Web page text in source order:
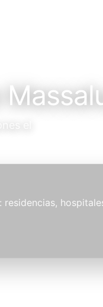
el
residencias,